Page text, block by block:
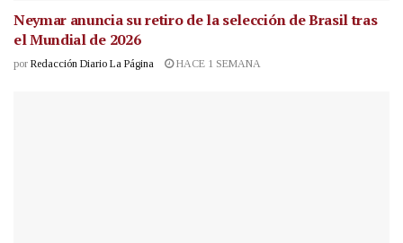
Neymar anuncia su retiro de la selección de Brasil tras
el Mundial de 2026
por Redacción Diario La Página HACE 1 SEMANA